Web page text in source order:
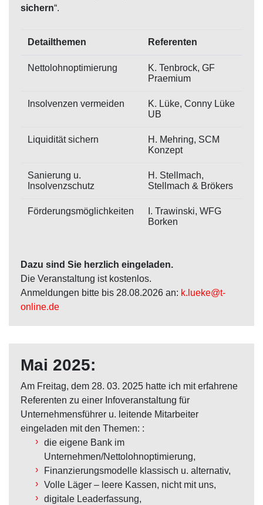
sichern“.
Detailthemen Referenten
Nettolohnoptimierung
K. Tenbrock, GF
Praemium
Insolvenzen vermeiden
K. Lüke, Conny Lüke
UB
Liquidität sichern
H. Mehring, SCM
Konzept
Sanierung u.
Insolvenzschutz
H. Stellmach,
Stellmach & Brökers
Förderungsmöglichkeiten
I. Trawinski, WFG
Borken
Dazu sind Sie herzlich eingeladen.
Die Veranstaltung ist kostenlos.
Anmeldungen bitte bis 28.08.2026 an: k.lueke@t-
online.de
Mai 2025:
Am Freitag, dem 28. 03. 2025 hatte ich mit erfahrene
Referenten zu einer Infoveranstaltung für
Unternehmensführer u. leitende Mitarbeiter
eingeladen mit den Themen: :
die eigene Bank im
Unternehmen/Nettolohnoptimierung,
Finanzierungsmodelle klassisch u. alternativ,
Volle Läger – leere Kassen, nicht mit uns,
digitale Leaderfassung,